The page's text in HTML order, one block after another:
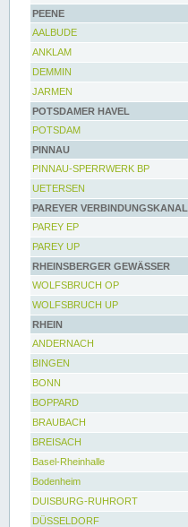
PEENE
AALBUDE
ANKLAM
DEMMIN
JARMEN
POTSDAMER HAVEL
POTSDAM
PINNAU
PINNAU-SPERRWERK BP
UETERSEN
PAREYER VERBINDUNGSKANAL
PAREY EP
PAREY UP
RHEINSBERGER GEWÄSSER
WOLFSBRUCH OP
WOLFSBRUCH UP
RHEIN
ANDERNACH
BINGEN
BONN
BOPPARD
BRAUBACH
BREISACH
Basel-Rheinhalle
Bodenheim
DUISBURG-RUHRORT
DÜSSELDORF